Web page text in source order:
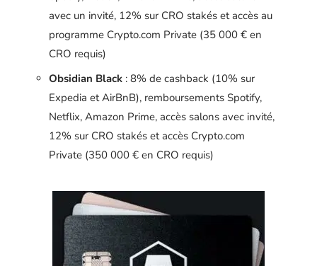
avec un invité, 12% sur CRO stakés et accès au
programme Crypto.com Private (35 000 € en
CRO requis)
Obsidian Black : 8% de cashback (10% sur
Expedia et AirBnB), remboursements Spotify,
Netflix, Amazon Prime, accès salons avec invité,
12% sur CRO stakés et accès Crypto.com
Private (350 000 € en CRO requis)